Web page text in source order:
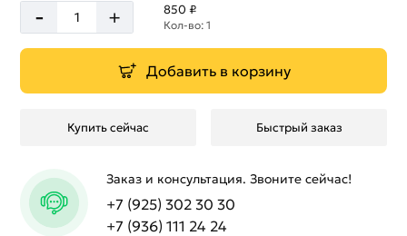
- + 850 ₽
Кол-во: 1
Добавить в корзину
Купить сейчас Быстрый заказ
Заказ и консультация. Звоните сейчас!
+7 (925) 302 30 30
+7 (936) 111 24 24